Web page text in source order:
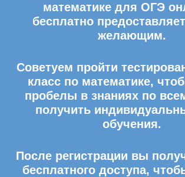
математике для ОГЭ
бесплатно
желающим.
Советуем пройти
класс по математике,
пробелы в знаниях по
получить
обучения.
После регистрации вы
бесплатного доступа,